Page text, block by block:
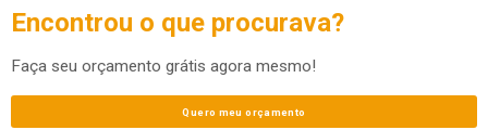
Encontrou o que procurava?
Faça seu orçamento grátis agora mesmo!
Quero meu orçamento